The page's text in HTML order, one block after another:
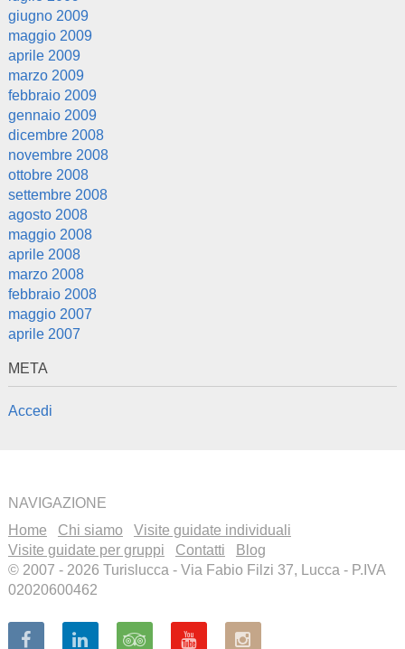
giugno 2009
maggio 2009
aprile 2009
marzo 2009
febbraio 2009
gennaio 2009
dicembre 2008
novembre 2008
ottobre 2008
settembre 2008
agosto 2008
maggio 2008
aprile 2008
marzo 2008
febbraio 2008
maggio 2007
aprile 2007
META
Accedi
NAVIGAZIONE
Home
Chi siamo
Visite guidate individuali
Visite guidate per gruppi
Contatti
Blog
© 2007 - 2026 Turislucca - Via Fabio Filzi 37, Lucca - P.IVA
02020600462